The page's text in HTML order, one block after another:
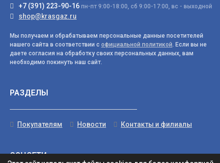
+7 (391) 223-90-16 пн-пт 9:00-18:00, сб 9:00-17:00, вс - выходной
shop@krasgaz.ru
Мы получаем и обрабатываем персональные данные посетителей
нашего сайта в соответствии с официальной политикой. Если вы не
даете согласия на обработку своих персональных данных, вам
необходимо покинуть наш сайт.
РАЗДЕЛЫ
Покупателям Новости Контакты и филиалы
СОЦСЕТИ